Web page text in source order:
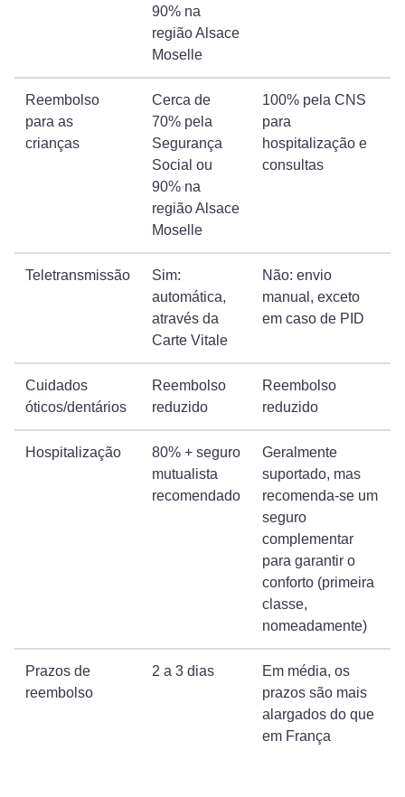
90% na
região Alsace
Moselle
Reembolso
para as
crianças
Cerca de
70% pela
Segurança
Social ou
90% na
região Alsace
Moselle
100% pela CNS
para
hospitalização e
consultas
Teletransmissão
Sim:
automática,
através da
Carte Vitale
Não: envio
manual, exceto
em caso de PID
Cuidados
óticos/dentários
Reembolso
reduzido
Reembolso
reduzido
Hospitalização
80% + seguro
mutualista
recomendado
Geralmente
suportado, mas
recomenda-se um
seguro
complementar
para garantir o
conforto (primeira
classe,
nomeadamente)
Prazos de
reembolso
2 a 3 dias
Em média, os
prazos são mais
alargados do que
em França